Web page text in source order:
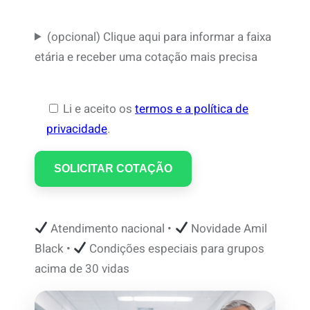
(opcional) Clique aqui para informar a faixa
etária e receber uma cotação mais precisa
Li e aceito os termos e a política de
privacidade.
Atendimento nacional •
Novidade Amil
Black •
Condições especiais para grupos
acima de 30 vidas